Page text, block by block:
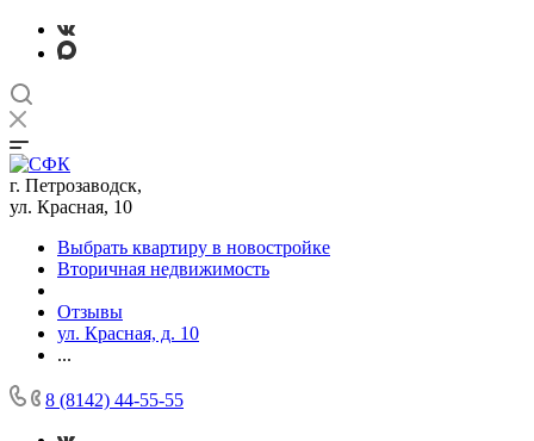
г. Петрозаводск,
ул. Красная, 10
Выбрать квартиру в новостройке
Вторичная недвижимость
Отзывы
ул. Красная, д. 10
...
8 (8142) 44-55-55